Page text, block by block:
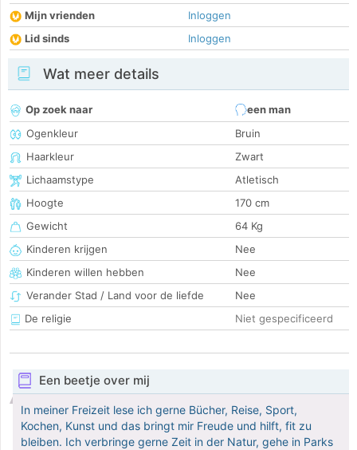
Mijn vrienden
Inloggen
Lid sinds
Inloggen
Wat meer details
Op zoek naar
een man
Ogenkleur
Bruin
Haarkleur
Zwart
Lichaamstype
Atletisch
Hoogte
170 cm
Gewicht
64 Kg
Kinderen krijgen
Nee
Kinderen willen hebben
Nee
Verander Stad / Land voor de liefde
Nee
De religie
Niet gespecificeerd
Een beetje over mij
In meiner Freizeit lese ich gerne Bücher, Reise, Sport,
Kochen, Kunst und das bringt mir Freude und hilft, fit zu
bleiben. Ich verbringe gerne Zeit in der Natur, gehe in Parks